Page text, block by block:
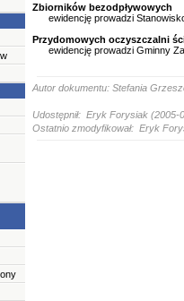
Zbiorników bezodpływowych
ewidencję prowadzi
Przydomowych oczyszczalni
ewidencję prowadzi Gminny
Autor dokumentu: Stefania
Udostępnił: Eryk Forysiak (2005-
Ostatnio zmodyfikował: Eryk